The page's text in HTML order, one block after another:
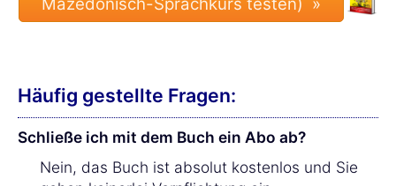
Häufig gestellte Fragen:
Schließe ich mit dem Buch ein Abo ab?
Nein, das Buch ist absolut kostenlos und Sie